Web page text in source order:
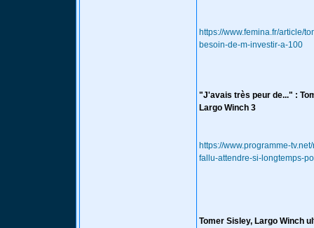
https://www.femina.fr/article/
besoin-de-m-investir-a-100
"J'avais très peur de..." :
Largo Winch 3
https://www.programme-
fallu-attendre-si-longtemps-
Tomer Sisley, Largo Winch